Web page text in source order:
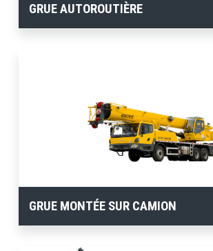
GRUE AUTOROUTIÈRE
GRUE MONTÉE SUR CAMION